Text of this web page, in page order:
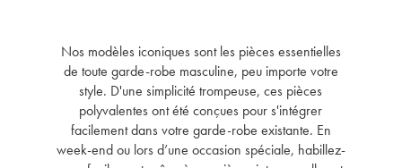
Nos modèles iconiques sont les pièces essentielles
de toute garde-robe masculine, peu importe votre
style. D'une simplicité trompeuse, ces pièces
polyvalentes ont été conçues pour s'intégrer
facilement dans votre garde-robe existante. En
week-end ou lors d’une occasion spéciale, habillez-